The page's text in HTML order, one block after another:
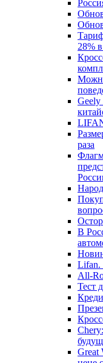
28%
Geely
раза
В
Lifan.
All-
Тест
Great